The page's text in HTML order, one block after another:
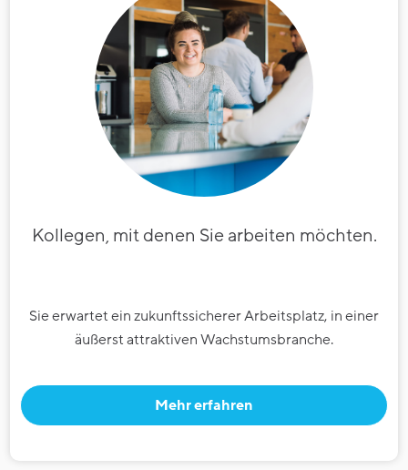
Kollegen, mit denen Sie arbeiten möchten.
Sie erwartet ein zukunftssicherer Arbeitsplatz, in einer
äußerst attraktiven Wachstumsbranche.
Mehr erfahren